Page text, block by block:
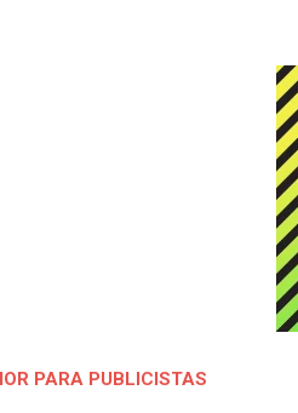
PARA PUBLICISTAS